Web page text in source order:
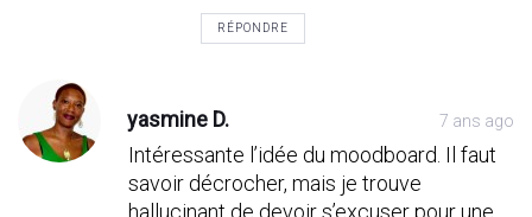
RÉPONDRE
yasmine D. 7 ans ago
Intéressante l’idée du moodboard. Il faut
savoir décrocher, mais je trouve
hallucinant de devoir s’excuser pour une